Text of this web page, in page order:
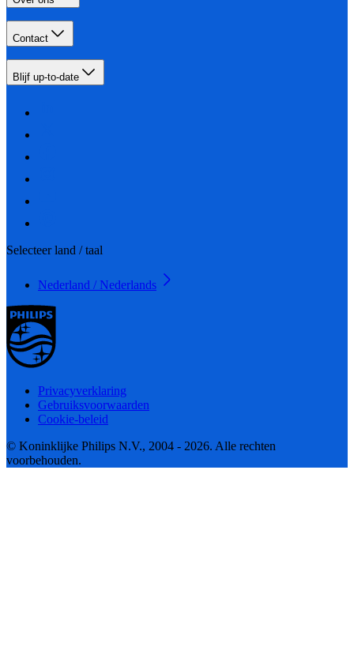
Contact
Blijf up-to-date
Selecteer land / taal
Nederland / Nederlands
Privacyverklaring
Gebruiksvoorwaarden
Cookie-beleid
© Koninklijke Philips N.V., 2004 - 2026. Alle rechten
voorbehouden.